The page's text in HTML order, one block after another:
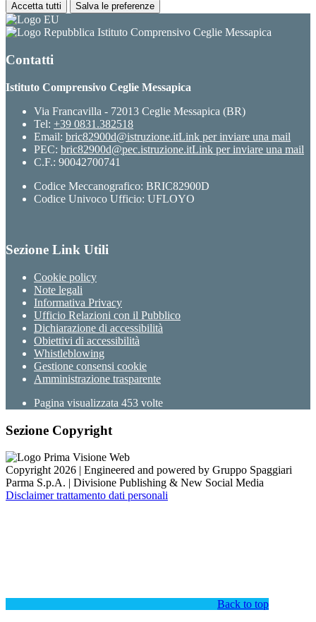
Accetta tutti Salva le preferenze
Istituto Comprensivo Ceglie Messapica
Contatti
Istituto Comprensivo Ceglie Messapica
Via Francavilla - 72013 Ceglie Messapica (BR)
Tel: +39 0831.382518
Email: bric82900d@istruzione.itLink per inviare una mail
PEC: bric82900d@pec.istruzione.itLink per inviare una mail
C.F.: 90042700741
Codice Meccanografico: BRIC82900D
Codice Univoco Ufficio: UFLOYO
Sezione Link Utili
Cookie policy
Note legali
Informativa Privacy
Ufficio Relazioni con il Pubblico
Dichiarazione di accessibilità
Obiettivi di accessibilità
Whistleblowing
Gestione consensi cookie
Amministrazione trasparente
Pagina visualizzata 453 volte
Sezione Copyright
Copyright 2026 | Engineered and powered by Gruppo Spaggiari
Parma S.p.A. | Divisione Publishing & New Social Media
Disclaimer trattamento dati personali
Back to top